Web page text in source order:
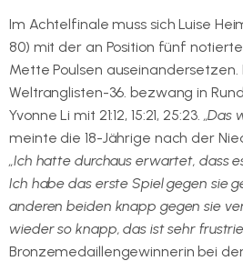
Im Achtelfinale muss sich Luise
80) mit der an Position fünf
Mette Poulsen auseinandersetzen.
Weltranglisten-36. bezwang in
Yvonne Li mit 21:12, 15:21, 25:23. „Das
meinte die 18-Jährige nach der
„Ich hatte durchaus erwartet, dass
Ich habe das erste Spiel gegen sie
anderen beiden knapp gegen sie
wieder so knapp, das ist sehr
Bronzemedaillengewinnerin bei der